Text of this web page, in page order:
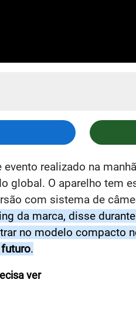
evento realizado na
global. O aparelho tem
com sistema de
da marca, disse
no modelo compacto
.
ver